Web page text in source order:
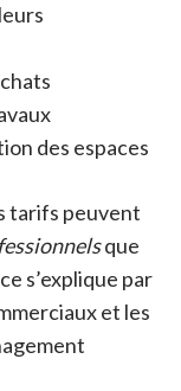
des espaces
tarifs peuvent
que
s’explique par
et les